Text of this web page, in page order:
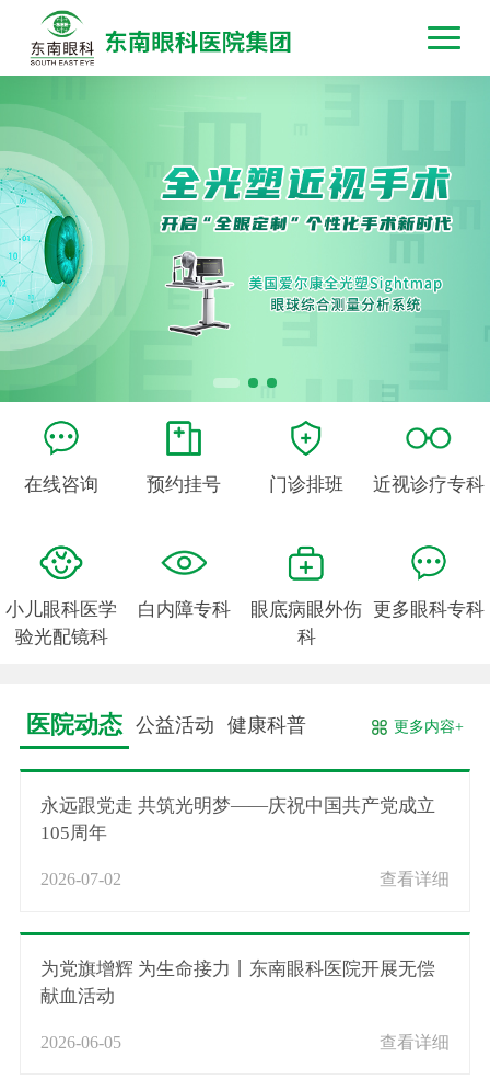
在线咨询 预约挂号 门诊排班 近视诊疗专科
小儿眼科医学
验光配镜科
白内障专科
眼底病眼外伤
科
更多眼科专科
医院动态 公益活动 健康科普 更多内容+
永远跟党走 共筑光明梦——庆祝中国共产党成立
105周年
2026-07-02 查看详细
为党旗增辉 为生命接力丨东南眼科医院开展无偿
献血活动
2026-06-05 查看详细